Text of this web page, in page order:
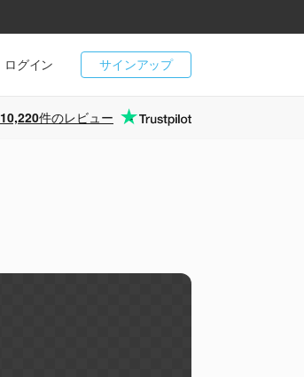
サインアップ
ログイン
10,220件のレビュー